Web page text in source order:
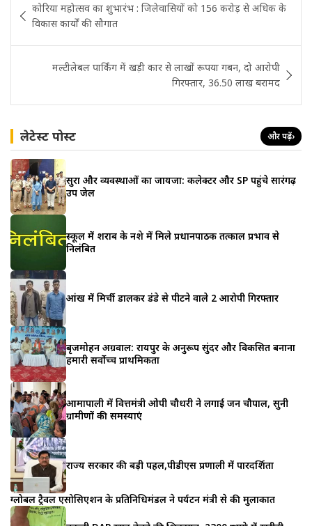
navigation
कोरिया महोत्सव का शुभारंभ : जिलेवासियों को 156 करोड़ से अधिक के
विकास कार्यों की सौगात
मल्टीलेबल पार्किंग में खड़ी कार से लाखों रूपया गबन, दो आरोपी
गिरफ्तार, 36.50 लाख बरामद
लेटेस्ट पोस्ट और पढ़ें›
सुरक्षा और व्यवस्थाओं का जायजा: कलेक्टर और SP पहुंचे सारंगढ़
उप जेल
स्कूल में शराब के नशे में मिले प्रधानपाठक तत्काल प्रभाव से
निलंबित
आंख में मिर्ची डालकर डंडे से पीटने वाले 2 आरोपी गिरफ्तार
बृजमोहन अग्रवाल: रायपुर के अनुरूप सुंदर और विकसित बनाना
हमारी सर्वोच्च प्राथमिकता
आमापाली में वित्तमंत्री ओपी चौधरी ने लगाई जन चौपाल, सुनी
ग्रामीणों की समस्याएं
राज्य सरकार की बड़ी पहल,पीडीएस प्रणाली में पारदर्शिता
ग्लोबल ट्रैवल एसोसिएशन के प्रतिनिधिमंडल ने पर्यटन मंत्री से की मुलाकात